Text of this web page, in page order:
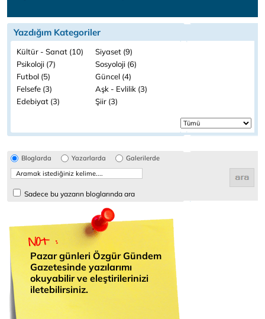
Yazdığım Kategoriler
Kültür - Sanat (10)
Siyaset (9)
Psikoloji (7)
Sosyoloji (6)
Futbol (5)
Güncel (4)
Felsefe (3)
Aşk - Evlilik (3)
Edebiyat (3)
Şiir (3)
Bloglarda Yazarlarda Galerilerde
Sadece bu yazarın bloglarında ara
Pazar günleri Özgür Gündem
Gazetesinde yazılarımı
okuyabilir ve eleştirilerinizi
iletebilirsiniz.